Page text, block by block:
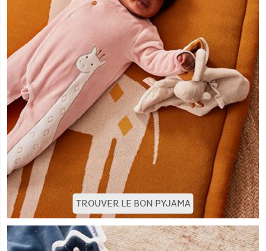
TROUVER LE BON PYJAMA